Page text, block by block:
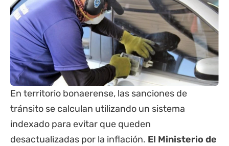
En territorio bonaerense, las sanciones de
tránsito se calculan utilizando un sistema
indexado para evitar que queden
desactualizadas por la inflación. El Ministerio de